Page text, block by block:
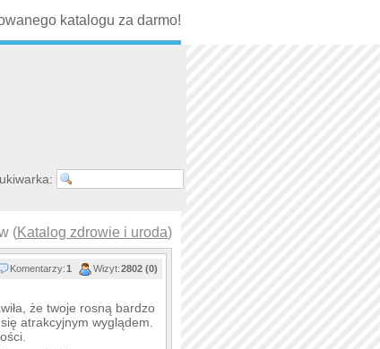
katalogu za darmo!
(Katalog zdrowie i uroda)
Komentarzy:1 Wizyt:2802 (0)
że twoje rosną bardzo
atrakcyjnym wyglądem.